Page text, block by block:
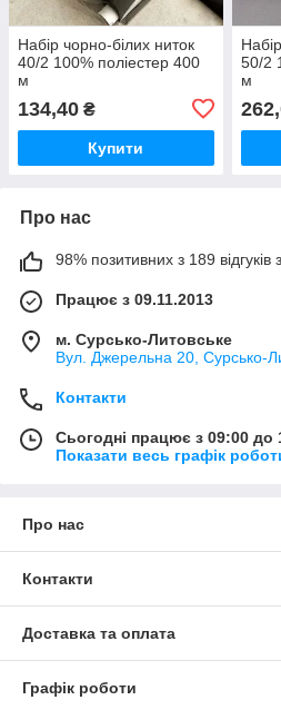
Набір чорно-білих ниток
40/2 100% поліестер 400
м
134,40 ₴
Купити
50/2
м
Про нас
98% позитивних з 189 відгуків
Працює з 09.11.2013
м. Сурсько-Литовське
Вул. Джерельна 20, Сурсько-
Контакти
Сьогодні працює з 09:00 до
Показати весь графік
Про нас
Контакти
Доставка та оплата
Графік роботи